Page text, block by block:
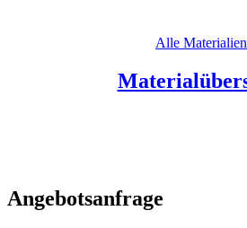
Alle Materialien
Angebotsanfrage